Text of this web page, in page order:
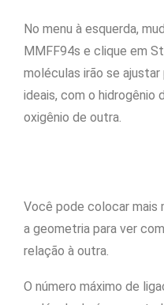
No menu à esquerda,
MMFF94s e clique em
moléculas irão se
ideais, com o hidrogênio
oxigênio de outra.
Você pode colocar mais
a geometria para ver
relação à outra.
O número máximo de